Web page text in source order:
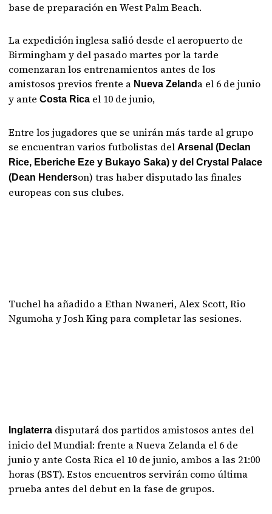
base de preparación en West Palm Beach.
La expedición inglesa salió desde el aeropuerto de
Birmingham y del pasado martes por la tarde
comenzaran los entrenamientos antes de los
amistosos previos frente a Nueva Zeland a el 6 de junio
y anteCosta Rica el 10 de junio,
Entre los jugadores que se unirán más tarde al grupo
se encuentran varios futbolistas delArsenal (Declan
Rice, Eberiche Eze y Bukayo Saka) y del Crystal Palace
(Dean Henderson) tras haber disputado las finales
europeas con sus clubes.
Tuchel ha añadido a Ethan Nwaneri, Alex Scott, Rio
Ngumoha y Josh King para completar las sesiones.
Inglaterra disputará dos partidos amistosos antes del
inicio del Mundial: frente a Nueva Zelanda el 6 de
junio y ante Costa Rica el 10 de junio, ambos a las 21:00
horas (BST). Estos encuentros servirán como última
prueba antes del debut en la fase de grupos.